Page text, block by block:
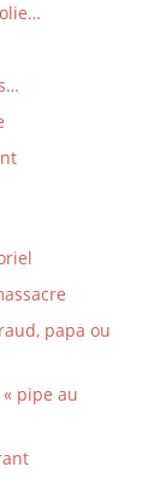
papa ou
pipe au